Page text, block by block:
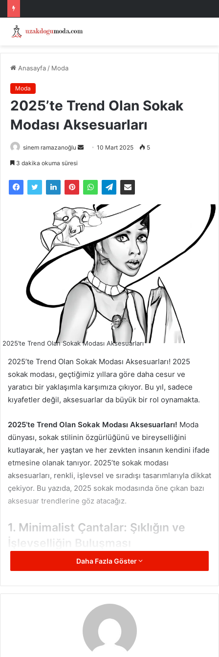
Anasayfa / Moda
Moda
2025’te Trend Olan Sokak
Modası Aksesuarları
sinem ramazanoğlu
Bir
göndermek
10 Mart 2025 5
3 dakika okuma süresi
2025’te Trend Olan Sokak Modası Aksesuarları
2025’te Trend Olan Sokak Modası Aksesuarları! 2025
sokak modası, geçtiğimiz yıllara göre daha cesur ve
yaratıcı bir yaklaşımla karşımıza çıkıyor. Bu yıl, sadece
kıyafetler değil, aksesuarlar da büyük bir rol oynamakta.
2025’te Trend Olan Sokak Modası Aksesuarları! Moda
dünyası, sokak stilinin özgürlüğünü ve bireyselliğini
kutlayarak, her yaştan ve her zevkten insanın kendini ifade
etmesine olanak tanıyor. 2025’te sokak modası
aksesuarları, renkli, işlevsel ve sıradışı tasarımlarıyla dikkat
çekiyor. Bu yazıda, 2025 sokak modasında öne çıkan bazı
aksesuar trendlerine göz atacağız.
1. Minimalist Çantalar: Şıklığın ve
İşlevselliğin Buluşması
Çantalar, sokak modasında sadece eşyalarımızı taşımanın
haline gelmiştir. 2025 sokak modası çanta trendlerinde,
her geçen yıl daha fazla tercih ediliyor. Bu çantalar,
özellikle düz renklerde ve sade tasarımlarla karşımıza
çıkıyor. İnce deriden yapılmış çantalar, estetik açıdan şıklık
sunarken, pratikliğiyle de kullanıcı dostu bir deneyim
Daha Fazla Göster